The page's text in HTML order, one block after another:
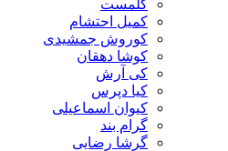
کلمست
کمیل احتشام
کوروش جمشیدی
کوشا دهقان
کی آرش
کیا دپرس
کیوان اسماعیلی
گرام بند
گرشا رضایی